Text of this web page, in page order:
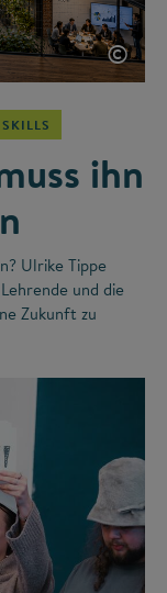
©
ihn
Ulrike Tippe
und die
Zukunft zu